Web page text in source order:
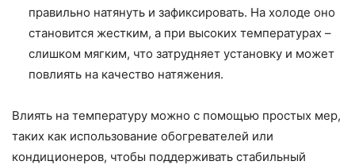
правильно натянуть и зафиксировать. На холоде оно
становится жестким, а при высоких температурах –
слишком мягким, что затрудняет установку и может
повлиять на качество натяжения.
Влиять на температуру можно с помощью простых мер,
таких как использование обогревателей или
кондиционеров, чтобы поддерживать стабильный